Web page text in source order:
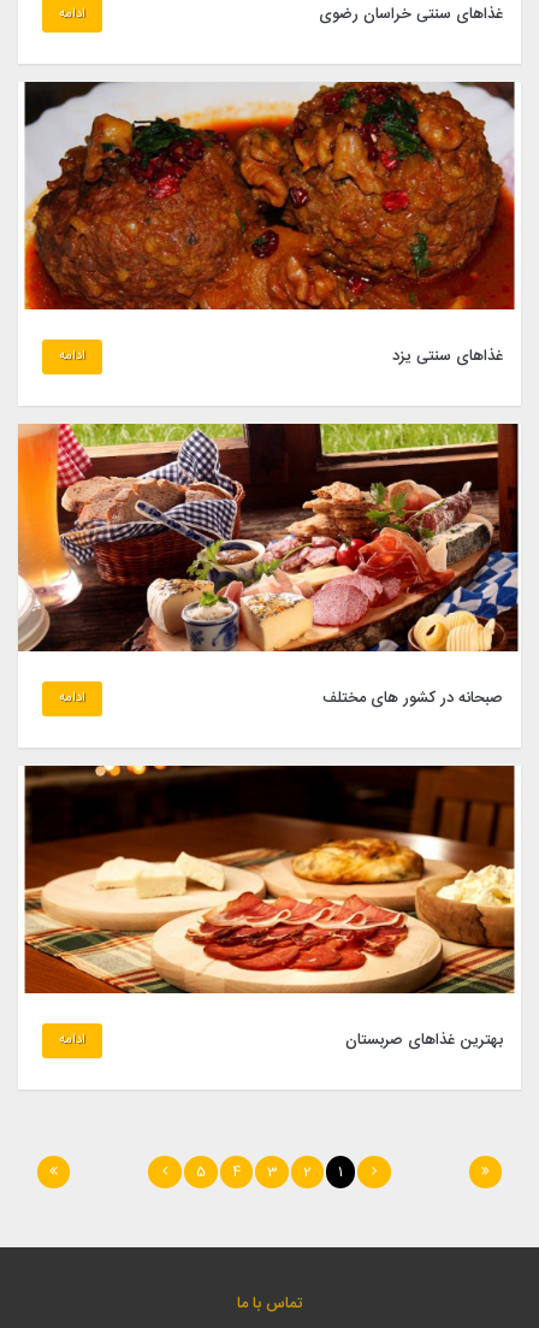
غذاهای سنتی خراسان رضوی ادامه
غذاهای سنتی یزد ادامه
صبحانه در کشور های مختلف ادامه
بهترین غذاهای صربستان ادامه
1
2
3
4
5
تماس با ما